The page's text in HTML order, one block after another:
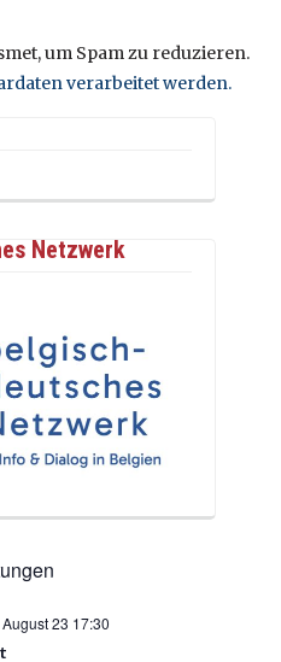
um Spam zu reduzieren.
verarbeitet werden.
Netzwerk
August 23 17:30